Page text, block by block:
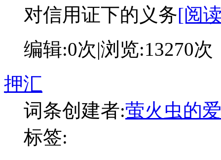
对信用证下的义务[阅
编辑:0次|浏览:13270次
押汇
词条创建者:萤火虫的
标签: